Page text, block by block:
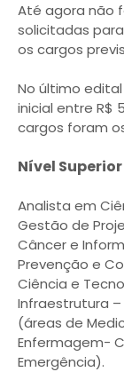
Até agora não
solicitadas
os cargos
No último
inicial entre R$
cargos foram
Nível Superior
Analista em
Gestão de
Câncer e
Prevenção e
Ciência e
Infraestrutura –
(áreas de
Enfermagem-
Emergência).